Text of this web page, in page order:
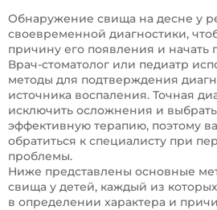
Обнаружение свища на десне у
своевременной диагностики,
причину его появления и начать
Врач-стоматолог или педиатр
методы для подтверждения
источника воспаления. Точная
исключить осложнения и
эффективную терапию, поэтому
обратиться к специалисту при
проблемы.
Ниже представлены основные
свища у детей, каждый из
в определении характера и